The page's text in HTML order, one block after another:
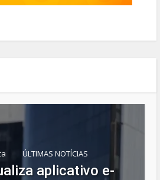
ÚLTIMAS NOTÍCIAS
aplicativo e-